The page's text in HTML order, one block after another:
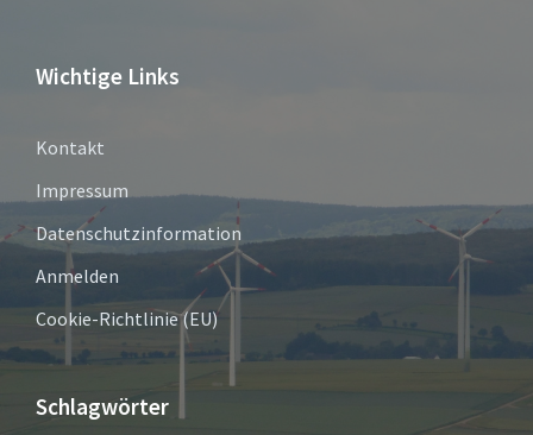
Wichtige Links
Kontakt
Impressum
Datenschutzinformation
Anmelden
Cookie-Richtlinie (EU)
Schlagwörter